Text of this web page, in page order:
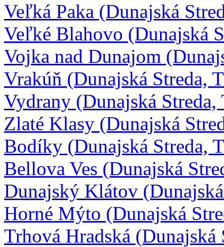
Veľká Paka (Dunajská
Veľké Blahovo (Dunajská
Vojka nad Dunajom
Vrakúň (Dunajská Streda,
Vydrany (Dunajská Streda,
Zlaté Klasy (Dunajská
Bodíky (Dunajská Streda,
Bellova Ves (Dunajská
Dunajský Klátov
Horné Mýto (Dunajská
Trhová Hradská (Dunajská